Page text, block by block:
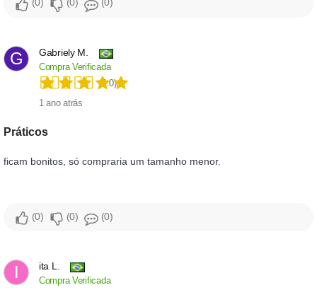
0 0 0
G Gabriely M.
Compra Verificada
(5.0)
1 ano atrás
Práticos
ficam bonitos, só compraria um tamanho menor.
0 0 0
I ita L.
Compra Verificada